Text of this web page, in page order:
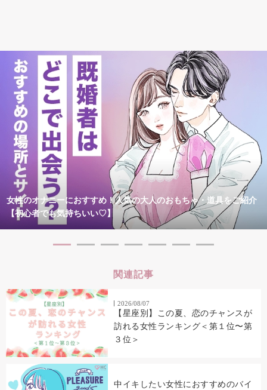
女性のオナニーにおすすめ！人気の大人のおもちゃ・道具をご紹介
【初心者でも気持ちいい♡】
関連記事
2026/08/07
【星座別】この夏、恋のチャンスが
訪れる女性ランキング＜第１位〜第
３位＞
中イキしたい女性におすすめのバイ